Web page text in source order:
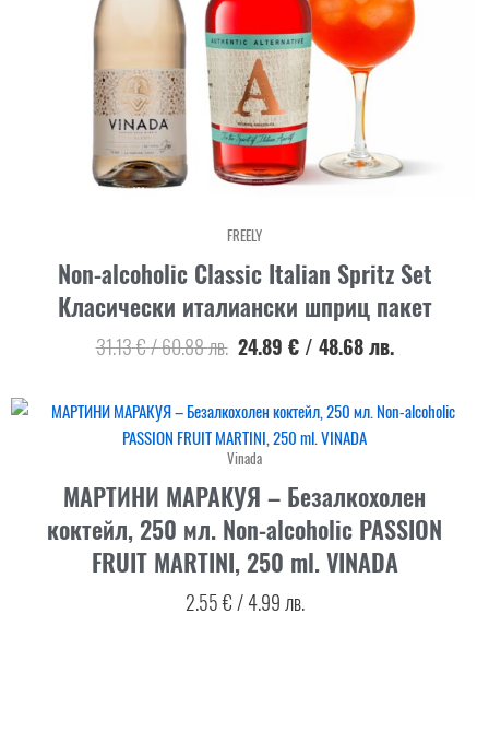
FREELY
Non-alcoholic Classic Italian Spritz Set
Класически италиански шприц пакет
31.13€/60.88лв. 24.89 € / 48.68лв.
Vinada
МАРТИНИ МАРАКУЯ – Безалкохолен
коктейл, 250 мл. Non-alcoholic PASSION
FRUIT MARTINI, 250 ml. VINADA
2.55€/4.99 лв.